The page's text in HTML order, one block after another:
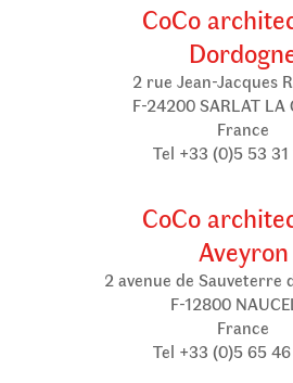
CoCo
2 rue Jean-Jacques
F-24200 SARLAT LA
France
Tel +33 (0)5 53 31
CoCo
Aveyron
2 avenue de Sauveterre
F-12800
France
Tel +33 (0)5 65 46